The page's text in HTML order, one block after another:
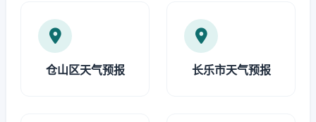
仓山区天气预报 长乐市天气预报